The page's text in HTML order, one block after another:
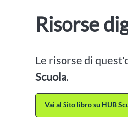
Risorse
Le risorse di
Scuola.
Vai al Sito libro su HUB